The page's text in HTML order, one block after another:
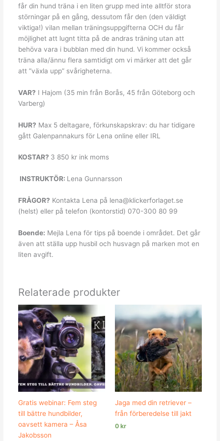
får din hund träna i en liten grupp med inte alltför stora
störningar på en gång, dessutom får den (den väldigt
viktiga!) vilan mellan träningsuppgifterna OCH du får
möjlighet att lugnt titta på de andras träning utan att
behöva vara i bubblan med din hund. Vi kommer också
träna alla/ännu flera samtidigt om vi märker att det går
att ”växla upp” svårigheterna.
VAR? I Hajom (35 min från Borås, 45 från Göteborg och
Varberg)
HUR? Max 5 deltagare, förkunskapskrav: du har tidigare
gått Galenpannakurs för Lena online eller IRL
KOSTAR? 3 850 kr ink moms
INSTRUKTÖR: Lena Gunnarsson
FRÅGOR? Kontakta Lena på lena@klickerforlaget.se
(helst) eller på telefon (kontorstid) 070-300 80 99
Boende: Mejla Lena för tips på boende i området. Det går
även att ställa upp husbil och husvagn på marken mot en
liten avgift.
Relaterade produkter
Gratis webinar: Fem steg
till bättre hundbilder,
oavsett kamera – Åsa
Jakobsson
Jaga med din retriever –
från förberedelse till jakt
0 kr